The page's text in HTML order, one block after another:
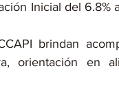
Inicial del 6.8%
brindan
orientación en